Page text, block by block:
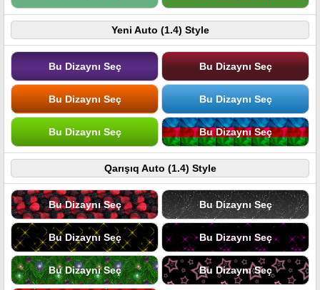
Yeni Auto (1.4) Style
Bu Dizaynı Seç Bu Dizaynı Seç
Bu Dizaynı Seç Bu Dizaynı Seç
Bu Dizaynı Seç Bu Dizaynı Seç
Qarışıq Auto (1.4) Style
Bu Dizaynı Seç Bu Dizaynı Seç
Bu Dizaynı Seç Bu Dizaynı Seç
Bu Dizaynı Seç Bu Dizaynı Seç